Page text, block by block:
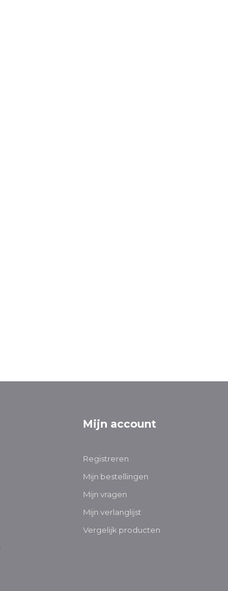
Mijn account
Registreren
Mijn bestellingen
Mijn vragen
Mijn verlanglijst
Vergelijk producten